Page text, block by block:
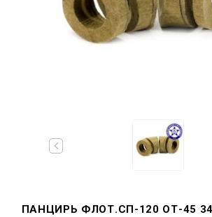
ПАНЦИРЬ ФЛОТ.СП-120 ОТ-45